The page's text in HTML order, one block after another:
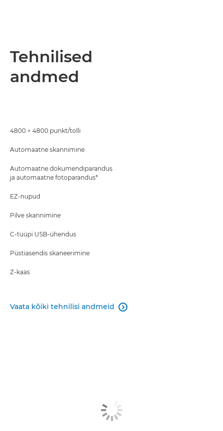
Tehnilised
andmed
4800 × 4800 punkt/tolli
Automaatne skannimine
Automaatne dokumendiparandus
ja automaatne fotoparandus*
EZ-nupud
Pilve skannimine
C-tüüpi USB-ühendus
Püstiasendis skaneerimine
Z-kaas
Vaata kõiki tehnilisi andmeid 